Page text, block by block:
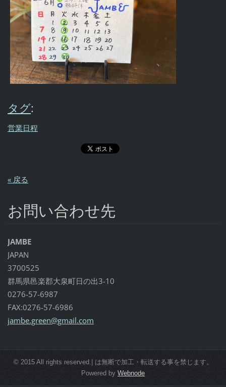
タグ:
営業日程
« 戻る
お問い合わせ先
JAMBE
JAPAN
3700525
群馬県邑楽郡大泉町日の出3-10
0276-57-6987
FAX:0276-57-6986
jambe.green@gmail.com
© 2015 All rights reserved.| は無断で加工・転送する事を禁じます。
Powered by Webnode